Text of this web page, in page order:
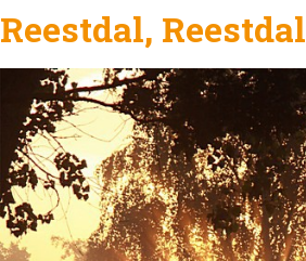
Reestdal, Reestdal